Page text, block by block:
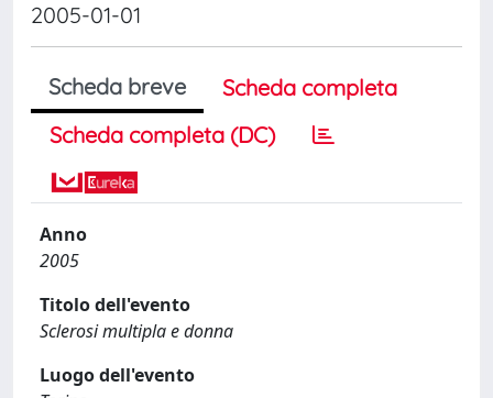
2005-01-01
Scheda breve
Scheda completa
Scheda completa (DC)
Anno
2005
Titolo dell'evento
Sclerosi multipla e donna
Luogo dell'evento